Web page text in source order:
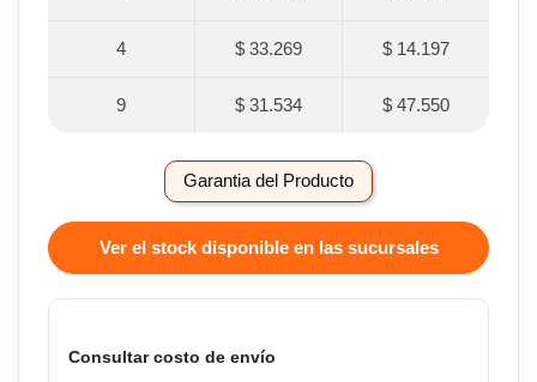
4 $ 33.269 $ 14.197
9 $ 31.534 $ 47.550
Garantia del Producto
Ver el stock disponible en las sucursales
Consultar costo de envío